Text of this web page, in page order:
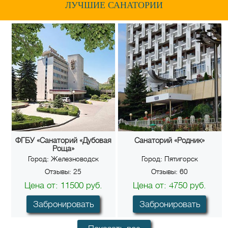
ЛУЧШИЕ САНАТОРИИ
ФГБУ «Санаторий «Дубовая
Роща»
Город: Железноводск
Отзывы:25
Цена от: 11500руб.
Забронировать
Санаторий «Родник»
Город: Пятигорск
Отзывы:60
Цена от:4750 руб.
Забронировать